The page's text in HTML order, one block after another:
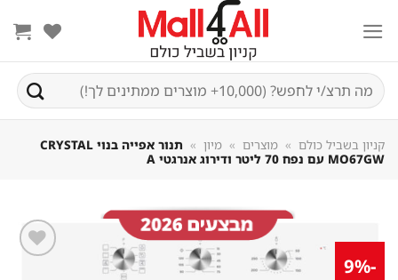
חיפוש
עבור:
קניון בשביל כולם מוצרים מיון
תנור אפייה בנוי CRYSTAL
MO67GW עם נפח 70 ליטר ודירוג אנרגטי A